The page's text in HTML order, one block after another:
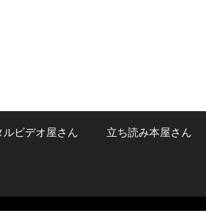
ビデオ屋さん 立ち読み本屋さん